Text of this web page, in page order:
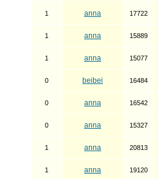
1 anna 17722
1 anna 15889
1 anna 15077
0 beibei 16484
0 anna 16542
0 anna 15327
1 anna 20813
1 anna 19120